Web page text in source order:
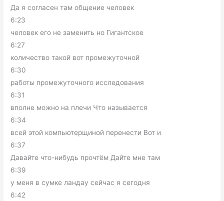
Да я согласен там общение человек
6:23
человек его не заменить но Гигантское
6:27
количество такой вот промежуточной
6:30
работы промежуточного исследования
6:31
вполне можно на плечи Что называется
6:34
всей этой компьютерщиной перенести Вот и
6:37
Давайте что-нибудь прочтём Дайте мне там
6:39
у меня в сумке ландау сейчас я сегодня
6:42